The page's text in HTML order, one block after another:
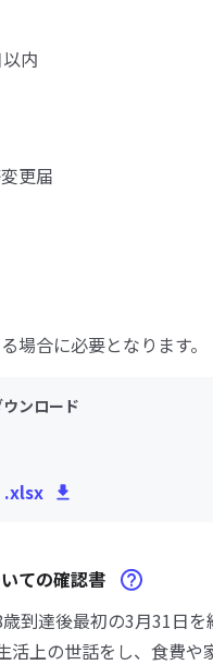
内
更届
場合に必要となります。
ンロード
.xlsx
ての確認書
到達後最初の3月31日
活上の世話をし、食費や